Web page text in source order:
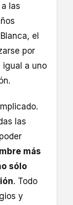
las
el
por
igual a uno
las
más
sólo
. Todo
y